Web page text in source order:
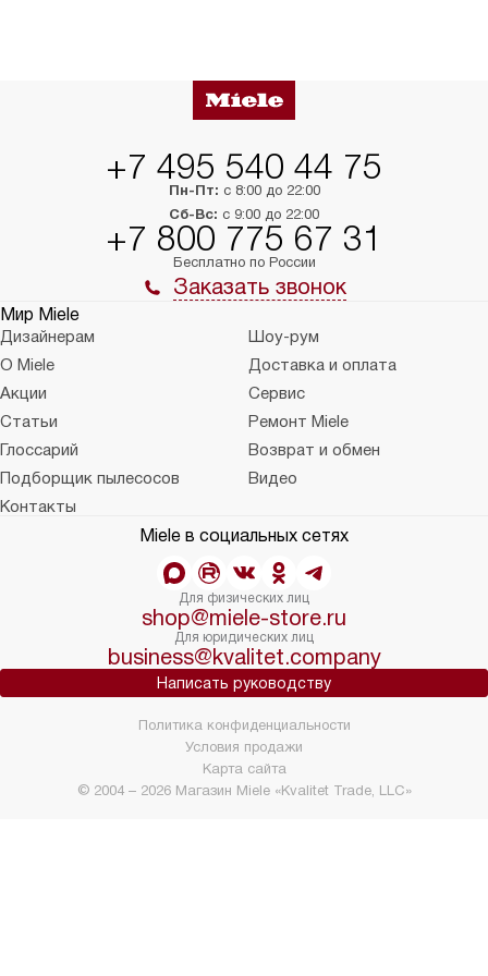
+7 495 540 44 75
Пн-Пт: с 8:00 до 22:00
Сб-Вс: с 9:00 до 22:00
+7 800 775 67 31
Бесплатно по России
Заказать звонок
Мир Miele
Дизайнерам
Шоу-рум
О Miele
Доставка и оплата
Акции
Сервис
Статьи
Ремонт Miele
Глоссарий
Возврат и обмен
Подборщик пылесосов
Видео
Контакты
Miele в социальных сетях
Для физических лиц
shop@miele-store.ru
Для юридических лиц
business@kvalitet.company
Написать руководству
© 2004 – 2026 Магазин Miele «Kvalitet Trade, LLC»
Политика конфиденциальности
Условия продажи
Карта сайта